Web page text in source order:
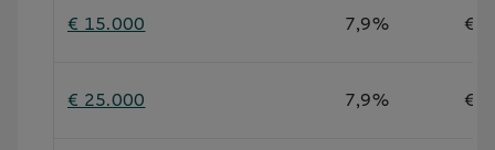
€ 15.000 7,9% €
€ 25.000 7,9% €